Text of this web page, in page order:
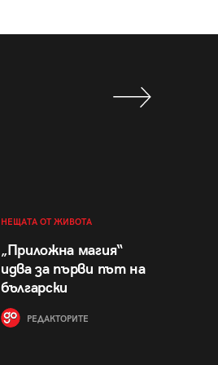
НЕЩАТА ОТ ЖИВОТА
„Приложна магия“
идва за първи път на
български
РЕДАКТОРИТЕ